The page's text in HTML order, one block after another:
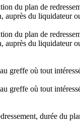
du plan de
auprès du liquidateur
du plan de
auprès du liquidateur
greffe où tout
greffe où tout
durée